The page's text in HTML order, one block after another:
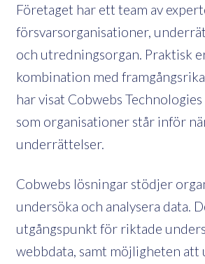
Företaget har ett team av
försvarsorganisationer,
och utredningsorgan. Praktisk
kombination med
har visat Cobwebs
som organisationer står inför
underrättelser.
Cobwebs lösningar stödjer
undersöka och analysera data.
utgångspunkt för riktade
webbdata, samt möjligheten att